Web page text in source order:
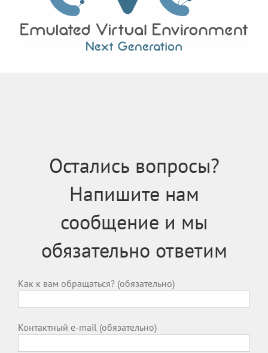
Остались вопросы?
Напишите нам
сообщение и мы
обязательно ответим
Как к вам обращаться? (обязательно)
Контактный e-mail (обязательно)